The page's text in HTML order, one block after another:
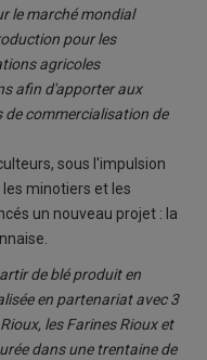
le marché mondial
pour les
agricoles
afin d'apporter aux
de commercialisation de
sous l'impulsion
les minotiers et les
un nouveau projet : la
de blé produit en
en partenariat avec 3
les Farines Rioux et
dans une trentaine de